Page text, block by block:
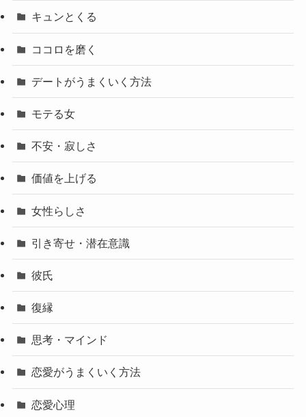
キュンとくる
ココロを磨く
デートがうまくいく方法
モテる女
不安・寂しさ
価値を上げる
女性らしさ
引き寄せ・潜在意識
彼氏
復縁
思考・マインド
恋愛がうまくいく方法
恋愛心理